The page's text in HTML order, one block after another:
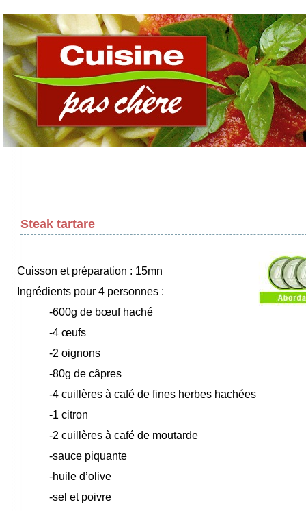
Steak tartare
Cuisson et préparation : 15mn
Ingrédients pour 4 personnes :
-600g de bœuf haché
-4 œufs
-2 oignons
-80g de câpres
-4 cuillères à café de fines herbes hachées
-1 citron
-2 cuillères à café de moutarde
-sauce piquante
-huile d’olive
-sel et poivre